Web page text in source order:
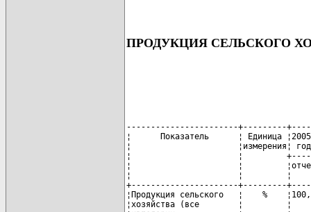
ПРОДУКЦИЯ СЕЛЬСКОГО
-----------------------+---------
¦      Показатель      ¦ Единица
¦                      ¦измерения¦ год
¦                      ¦         +-----
¦                      ¦
¦                      ¦         ¦
+----------------------+---------
¦Продукция сельского   ¦    %
¦хозяйства (все        ¦         ¦